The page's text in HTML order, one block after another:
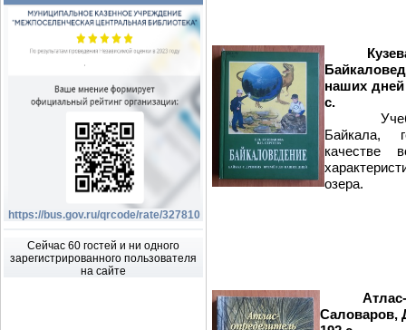
https://bus.gov.ru/qrcode/rate/327810
Сейчас 60 гостей и ни одного
зарегистрированного пользователя
на сайте
наших дней
с.
Учебное
Байкала,
качестве
озера.
Саловаров,